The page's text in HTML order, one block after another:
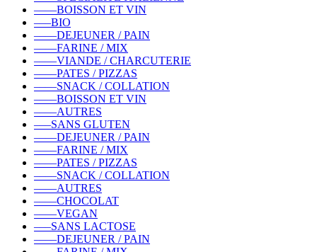
––––BOISSON ET VIN
–––BIO
––––DEJEUNER / PAIN
––––FARINE / MIX
––––VIANDE / CHARCUTERIE
––––PATES / PIZZAS
––––SNACK / COLLATION
––––BOISSON ET VIN
––––AUTRES
–––SANS GLUTEN
––––DEJEUNER / PAIN
––––FARINE / MIX
––––PATES / PIZZAS
––––SNACK / COLLATION
––––AUTRES
––––CHOCOLAT
––––VEGAN
–––SANS LACTOSE
––––DEJEUNER / PAIN